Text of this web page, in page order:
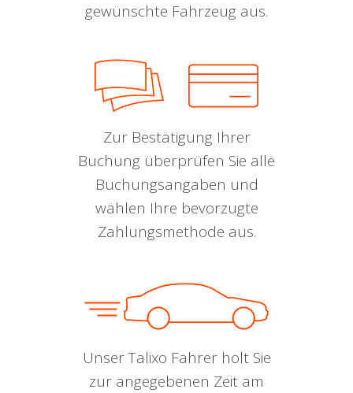
gewünschte Fahrzeug aus.
Zur Bestätigung Ihrer
Buchung überprüfen Sie alle
Buchungsangaben und
wählen Ihre bevorzugte
Zahlungsmethode aus.
Unser Talixo Fahrer holt Sie
zur angegebenen Zeit am